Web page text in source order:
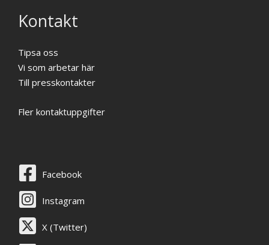
Kontakt
Tipsa oss
Vi som arbetar här
Till presskontakter
Fler kontaktuppgifter
Facebook
Instagram
X (Twitter)